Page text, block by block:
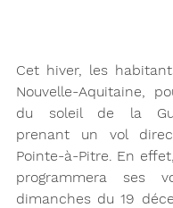
Cet hiver, les
Nouvelle-Aquitaine,
du soleil de la
prenant un vol
Pointe-à-Pitre. En
programmera ses
dimanches du 19